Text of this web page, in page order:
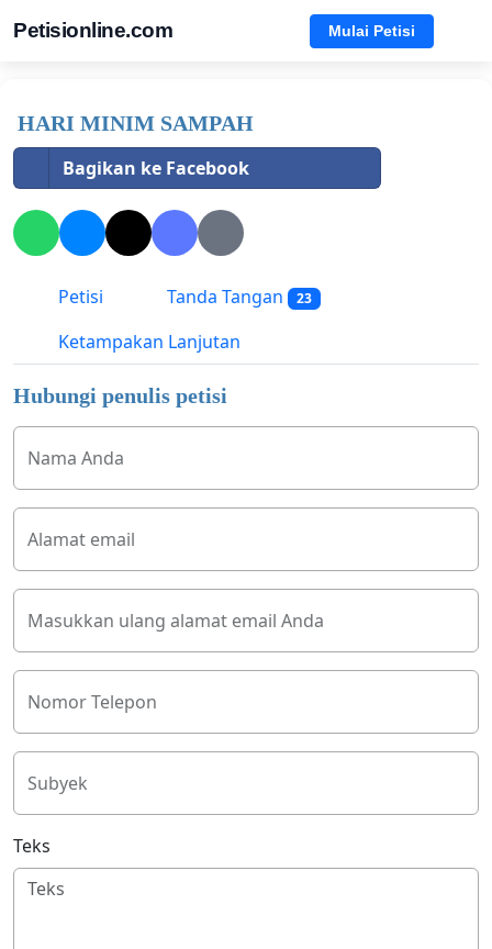
Petisionline.com Mulai Petisi
HARI MINIM SAMPAH
Bagikan ke Facebook
Petisi Tanda Tangan 23
Ketampakan Lanjutan
Hubungi penulis petisi
Nama Anda
Alamat email
Masukkan ulang alamat email Anda
Nomor Telepon
Subyek
Teks